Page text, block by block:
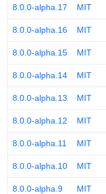
8.0.0-alpha.17 MIT
8.0.0-alpha.16 MIT
8.0.0-alpha.15 MIT
8.0.0-alpha.14 MIT
8.0.0-alpha.13 MIT
8.0.0-alpha.12 MIT
8.0.0-alpha.11 MIT
8.0.0-alpha.10 MIT
8.0.0-alpha.9 MIT